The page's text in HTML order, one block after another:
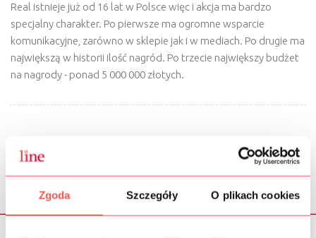
Zgoda Szczegóły O plikach cookies
Real istnieje już od 16 lat w Polsce więc i akcja ma bardzo
specjalny charakter. Po pierwsze ma ogromne wsparcie
komunikacyjne, zarówno w sklepie jak i w mediach. Po drugie ma
największą w historii ilość nagród. Po trzecie największy budżet
na nagrody - ponad 5 000 000 złotych.
< poprzednia następna >